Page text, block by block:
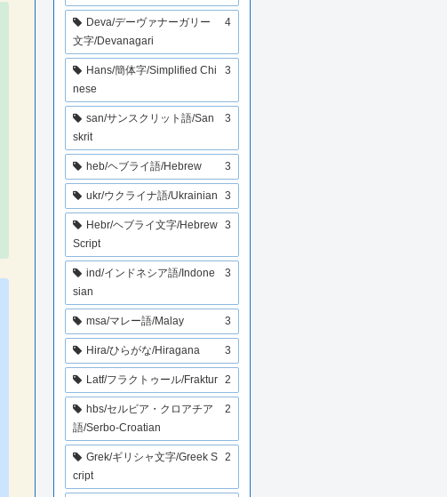
Deva/デーヴァナーガリー
文字/Devanagari
4
Hans/簡体字/Simplified Chi
nese
3
san/サンスクリット語/San
skrit
3
heb/ヘブライ語/Hebrew 3
ukr/ウクライナ語/Ukrainian 3
Hebr/ヘブライ文字/Hebrew
Script
3
ind/インドネシア語/Indone
sian
3
msa/マレー語/Malay 3
Hira/ひらがな/Hiragana 3
Latf/フラクトゥール/Fraktur 2
hbs/セルビア・クロアチア
語/Serbo-Croatian
2
Grek/ギリシャ文字/Greek S
cript
2